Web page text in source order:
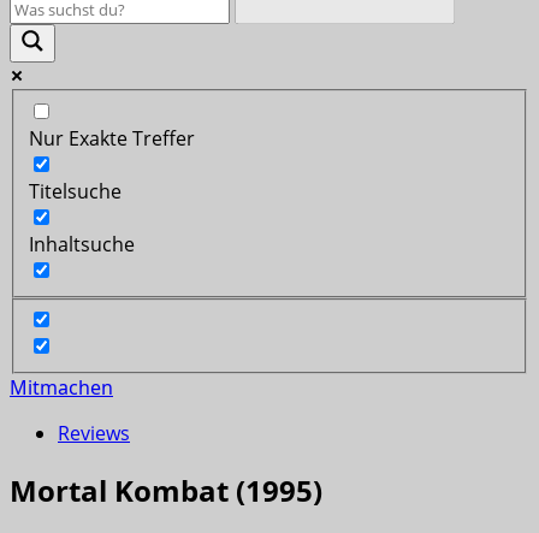
Nur Exakte Treffer
Titelsuche
Inhaltsuche
Mitmachen
Reviews
Mortal Kombat (1995)